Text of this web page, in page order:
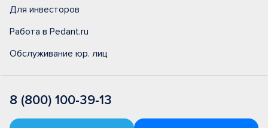
Для инвесторов
Работа в Pedant.ru
Обслуживание юр. лиц
8 (800) 100-39-13